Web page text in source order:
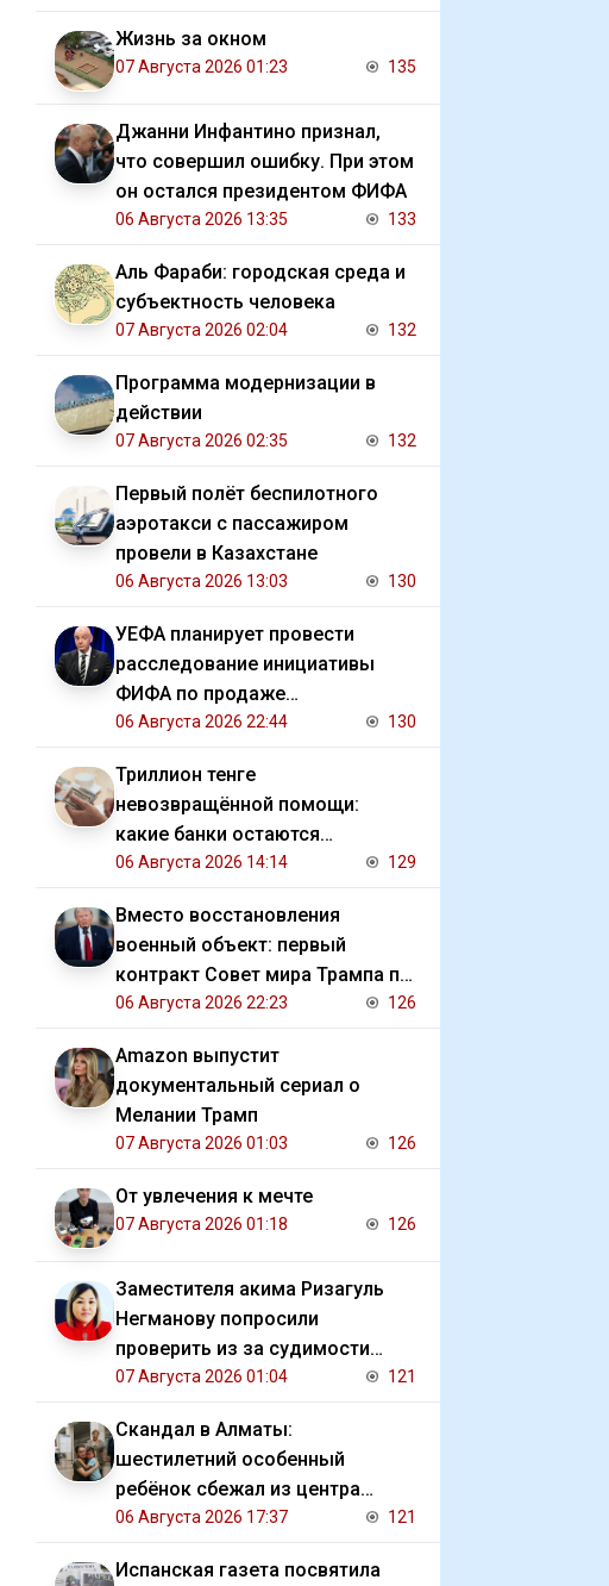
Жизнь за окном
07 Августа 2026 01:23 135
Джанни Инфантино признал,
что совершил ошибку. При этом
он остался президентом ФИФА
06 Августа 2026 13:35 133
Аль Фараби: городская среда и
субъектность человека
07 Августа 2026 02:04 132
Программа модернизации в
действии
07 Августа 2026 02:35 132
Первый полёт беспилотного
аэротакси с пассажиром
провели в Казахстане
06 Августа 2026 13:03 130
УЕФА планирует провести
расследование инициативы
ФИФА по продаже
коммерческих прав на ЧМ
06 Августа 2026 22:44 130
Триллион тенге
невозвращённой помощи:
какие банки остаются
должниками государства
06 Августа 2026 14:14 129
Вместо восстановления
военный объект: первый
контракт Совет мира Трампа по
Газе
06 Августа 2026 22:23 126
Amazon выпустит
документальный сериал о
Мелании Трамп
07 Августа 2026 01:03 126
От увлечения к мечте
07 Августа 2026 01:18 126
Заместителя акима Ризагуль
Негманову попросили
проверить из за судимости
сестры
07 Августа 2026 01:04 121
Скандал в Алматы:
шестилетний особенный
ребёнок сбежал из центра
реабилитации и потерялся
06 Августа 2026 17:37 121
Испанская газета посвятила